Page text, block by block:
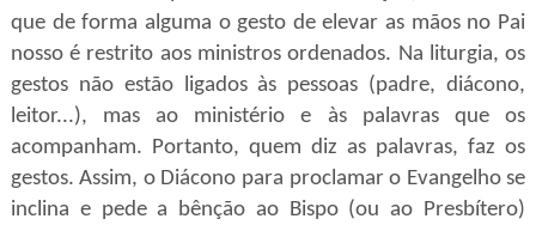
que de forma alguma o gesto de elevar as mãos no Pai
nosso é restrito aos ministros ordenados. Na liturgia, os
gestos não estão ligados às pessoas (padre, diácono,
leitor...), mas ao ministério e às palavras que os
acompanham. Portanto, quem diz as palavras, faz os
gestos. Assim, o Diácono para proclamar o Evangelho se
inclina e pede a bênção ao Bispo (ou ao Presbítero)